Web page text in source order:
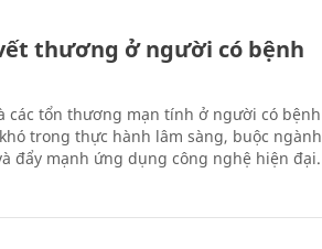
thương ở người có bệnh
tổn thương mạn tính ở người có bệnh
trong thực hành lâm sàng, buộc ngành
đẩy mạnh ứng dụng công nghệ hiện đại.